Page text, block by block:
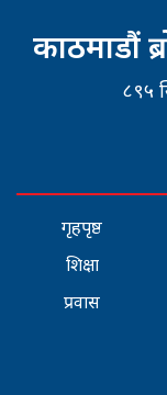
काठमाडौं
८९५
गृहपृष्ठ
शिक्षा
प्रवास